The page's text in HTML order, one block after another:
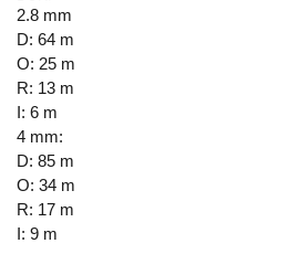
2.8 mm
D: 64 m
O: 25 m
R: 13 m
I: 6 m
4 mm:
D: 85 m
O: 34 m
R: 17 m
I: 9 m